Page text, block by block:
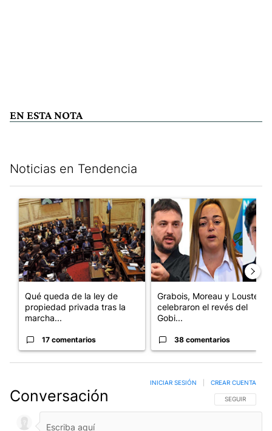
EN ESTA NOTA
Noticias en Tendencia
Un artículo de tendencia con el título "Qué queda de la ley de
Qué queda de la ley de
propiedad privada tras la
marcha...
17 comentarios
Un artículo de tendencia con
Grabois, Moreau y Lousteau
celebraron el revés del
Gobi...
38 comentarios
Conversación SIGA ESTA
SEGUIR
INICIAR SESIÓN CREAR CUENTA